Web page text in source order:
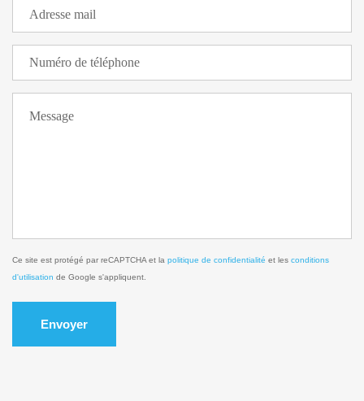
Ce site est protégé par reCAPTCHA et la politique de confidentialité et les conditions
d'utilisation de Google s'appliquent.
Envoyer